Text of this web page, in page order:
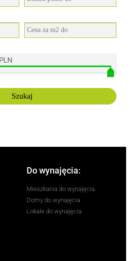
Do wynajęcia:
Mieszkania do wynajęcia
Domy do wynajęcia
Lokale do wynajęcia